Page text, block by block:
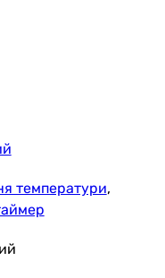
таймер
таймер
таймер
таймер
температури,